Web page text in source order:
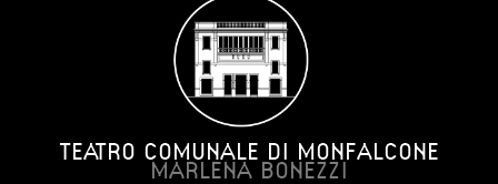
TEATRO COMUNALE DI MONFALCONE
MARLENA BONEZZI